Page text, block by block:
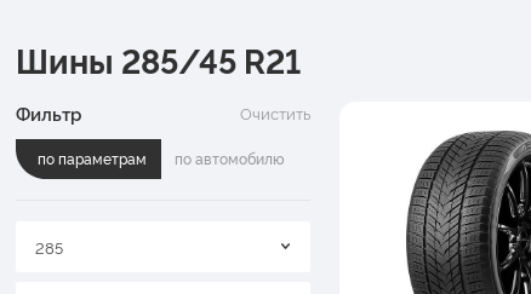
Шины 285/45 R21
Фильтр Очистить
по параметрам по автомобилю
285